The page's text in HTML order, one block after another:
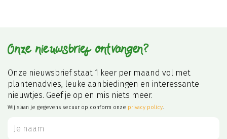
Onze nieuwsbrief ontvangen?
Onze nieuwsbrief staat 1 keer per maand vol met
plantenadvies, leuke aanbiedingen en interessante
nieuwtjes. Geef je op en mis niets meer.
Wij slaan je gegevens secuur op conform onze privacy policy.